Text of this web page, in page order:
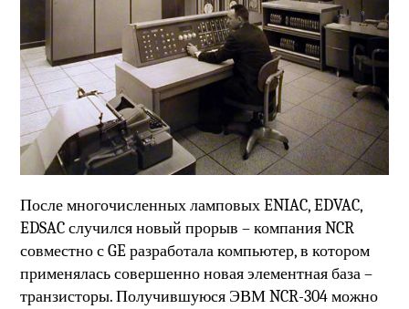
После многочисленных ламповых ENIAC, EDVAC,
EDSAC случился новый прорыв – компания NCR
совместно с GE разработала компьютер, в котором
применялась совершенно новая элементная база –
транзисторы. Получившуюся ЭВМ NCR-304 можно